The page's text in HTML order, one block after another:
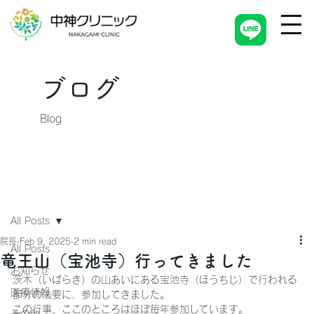
All Posts
お知らせ
医療情報
All Posts
竜王山（宝池寺）行ってきました
院長 Feb 9, 2025 2 min read
茨木（いばらき）の山あいにある宝池寺（ほうちじ）で行われる
節分の法要に、参加してきました。
この行事、ここのところはほぼ毎年参加しています。
ブログ
Blog